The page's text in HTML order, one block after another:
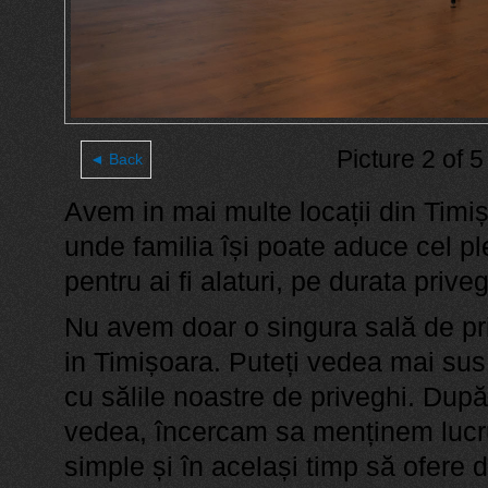
◄ Back Picture 2 of 5
Avem in mai multe locații din
unde familia își poate aduce cel
pentru ai fi alaturi, pe durata
Nu avem doar o singura sală de
in Timișoara. Puteți vedea mai
cu sălile noastre de priveghi.
vedea, încercam sa menținem
simple și în același timp să ofere